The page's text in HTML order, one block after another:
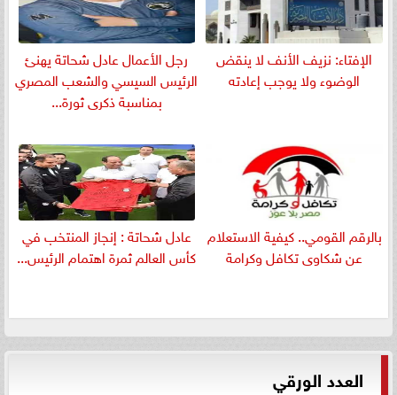
الإفتاء: نزيف الأنف لا ينقض
الوضوء ولا يوجب إعادته
رجل الأعمال عادل شحاتة يهنئ
الرئيس السيسي والشعب المصري
بمناسبة ذكرى ثورة...
بالرقم القومي.. كيفية الاستعلام
عن شكاوى تكافل وكرامة
عادل شحاتة : إنجاز المنتخب في
كأس العالم ثمرة اهتمام الرئيس...
العدد الورقي